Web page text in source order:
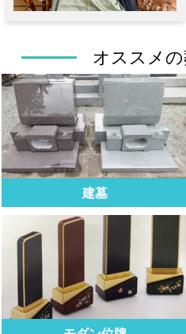
オススメ
建墓